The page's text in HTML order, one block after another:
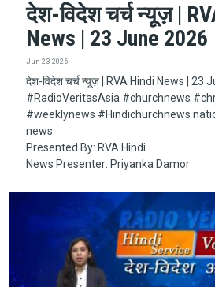
देश-विदेश चर्च न्यूज़ |
News | 23 June 2026
Jun 23, 2026
देश-विदेश चर्च न्यूज़ | RVA Hindi News | 23
#RadioVeritasAsia​​​​​ #churchnews​​​​​
#weeklynews​ #Hindichurchnews
news
Presented By: RVA Hindi
News Presenter: Priyanka Damor